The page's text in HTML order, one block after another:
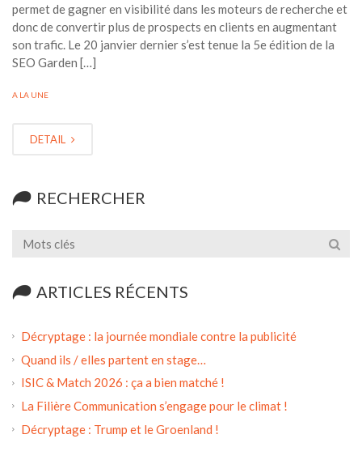
permet de gagner en visibilité dans les moteurs de recherche et
donc de convertir plus de prospects en clients en augmentant
son trafic. Le 20 janvier dernier s’est tenue la 5e édition de la
SEO Garden […]
A LA UNE
DETAIL
RECHERCHER
ARTICLES RÉCENTS
Décryptage : la journée mondiale contre la publicité
Quand ils / elles partent en stage…
ISIC & Match 2026 : ça a bien matché !
La Filière Communication s’engage pour le climat !
Décryptage : Trump et le Groenland !